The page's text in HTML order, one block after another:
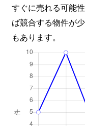
すぐに売れる可能
ば競合する物件が
もあります。